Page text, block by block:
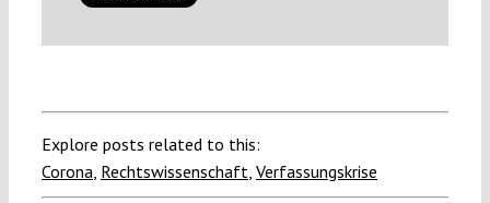
Explore posts related to this:
Corona, Rechtswissenschaft, Verfassungskrise